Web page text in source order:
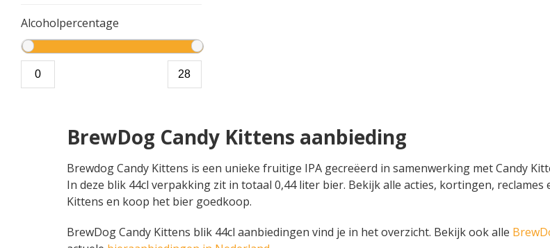
Alcoholpercentage
BrewDog Candy Kittens aanbieding
Brewdog Candy Kittens is een unieke fruitige IPA gecreëerd in samenwerking met Candy
In deze blik 44cl verpakking zit in totaal 0,44 liter bier. Bekijk alle acties, kortingen,
Kittens en koop het bier goedkoop.
BrewDog Candy Kittens blik 44cl aanbiedingen vind je in het overzicht. Bekijk ook alle